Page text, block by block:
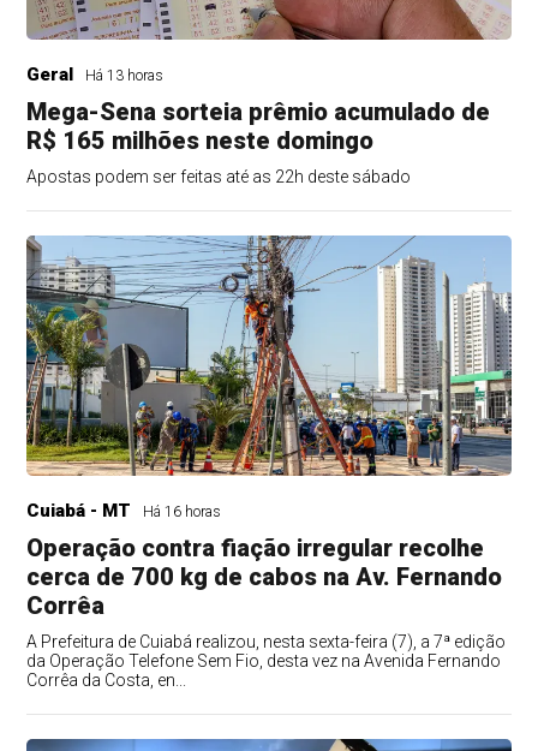
Geral Há 13 horas
Mega-Sena sorteia prêmio acumulado de
R$ 165 milhões neste domingo
Apostas podem ser feitas até as 22h deste sábado
Cuiabá - MT Há 16 horas
Operação contra fiação irregular recolhe
cerca de 700 kg de cabos na Av. Fernando
Corrêa
A Prefeitura de Cuiabá realizou, nesta sexta-feira (7), a 7ª edição
da Operação Telefone Sem Fio, desta vez na Avenida Fernando
Corrêa da Costa, en...